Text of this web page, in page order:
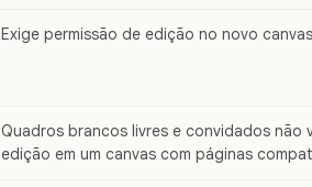
Exige permissão de edição no novo
Quadros brancos livres e convidados não
edição em um canvas com páginas